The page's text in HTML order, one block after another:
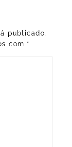
publicado.
com *